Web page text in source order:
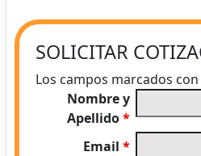
SOLICITAR
Los campos marcados con
Nombre y
Apellido*
Email*